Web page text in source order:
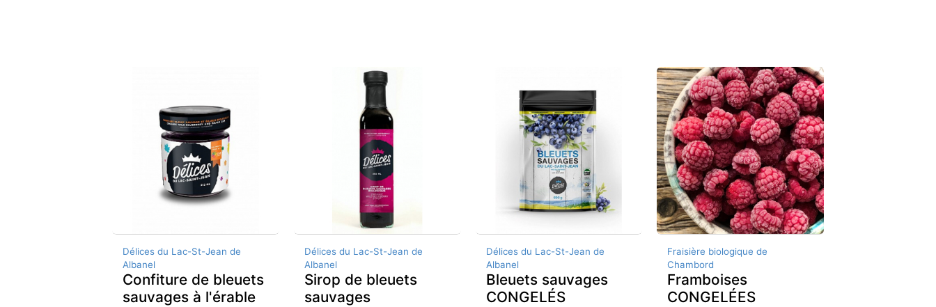
Délices du Lac-St-Jean de
Albanel
Confiture de bleuets
sauvages à l'érable
Délices du Lac-St-Jean de
Albanel
Sirop de bleuets
sauvages
Délices du Lac-St-Jean de
Albanel
Bleuets sauvages
CONGELÉS
Fraisière biologique de
Chambord
Framboises
CONGELÉES